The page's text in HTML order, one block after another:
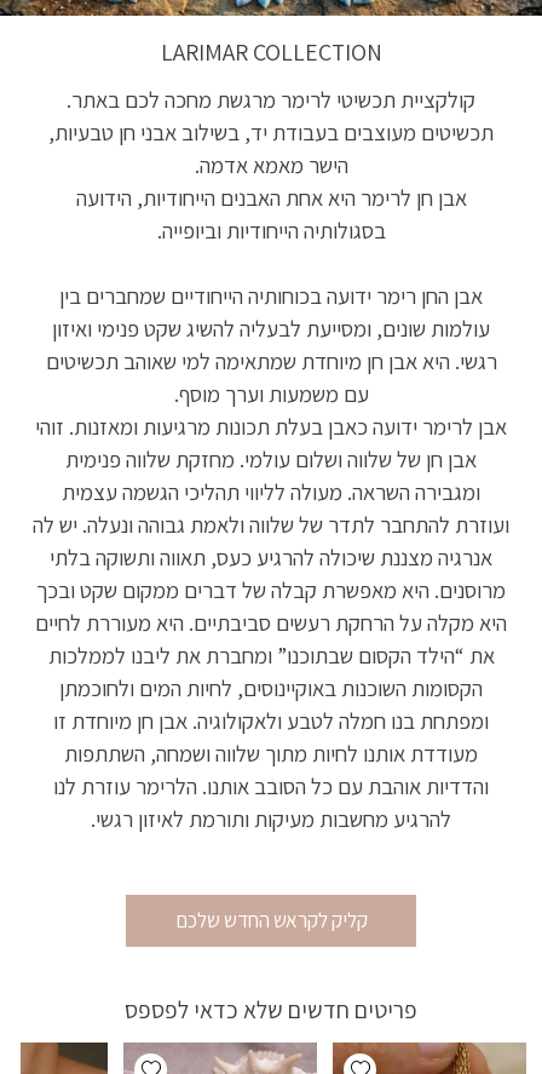
LARIMAR COLLECTION
קולקציית תכשיטי לרימר מרגשת מחכה לכם באתר.
תכשיטים מעוצבים בעבודת יד, בשילוב אבני חן טבעיות,
הישר מאמא אדמה.
אבן חן לרימר היא אחת האבנים הייחודיות, הידועה
בסגולותיה הייחודיות וביופייה.
אבן החן רימר ידועה בכוחותיה הייחודיים שמחברים בין
עולמות שונים, ומסייעת לבעליה להשיג שקט פנימי ואיזון
רגשי. היא אבן חן מיוחדת שמתאימה למי שאוהב תכשיטים
עם משמעות וערך מוסף.
אבן לרימר ידועה כאבן בעלת תכונות מרגיעות ומאזנות. זוהי
אבן חן של שלווה ושלום עולמי. מחזקת שלווה פנימית
ומגבירה השראה. מעולה לליווי תהליכי הגשמה עצמית
ועוזרת להתחבר לתדר של שלווה ולאמת גבוהה ונעלה. יש לה
אנרגיה מצננת שיכולה להרגיע כעס, תאווה ותשוקה בלתי
מרוסנים. היא מאפשרת קבלה של דברים ממקום שקט ובכך
היא מקלה על הרחקת רעשים סביבתיים. היא מעוררת לחיים
את “הילד הקסום שבתוכנו” ומחברת את ליבנו לממלכות
הקסומות השוכנות באוקיינוסים, לחיות המים ולחוכמתן
ומפתחת בנו חמלה לטבע ולאקולוגיה. אבן חן מיוחדת זו
מעודדת אותנו לחיות מתוך שלווה ושמחה, השתתפות
והדדיות אוהבת עם כל הסובב אותנו. הלרימר עוזרת לנו
להרגיע מחשבות מעיקות ותורמת לאיזון רגשי.
קליק לקראש החדש שלכם
פריטים חדשים שלא כדאי לפספס
Add
Add wishlist
Add wishlist